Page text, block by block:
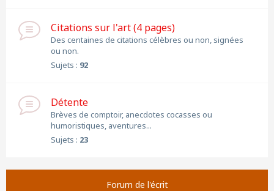
Citations sur l'art (4 pages)
Des centaines de citations célèbres ou non, signées
ou non.
Sujets : 92
Détente
Brèves de comptoir, anecdotes cocasses ou
humoristiques, aventures...
Sujets : 23
Forum de l'écrit